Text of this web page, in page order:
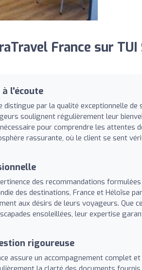
France sur TUI
à l'écoute
distingue par la qualité exceptionnelle de
soulignent régulièrement leur
pour comprendre les attentes
rassurante, où le client se sent
des recommandations formulées
des destinations, France et Héloïse
aux désirs de leurs voyageurs. Que
ensoleillées, leur expertise
rigoureuse
assure un accompagnement complet